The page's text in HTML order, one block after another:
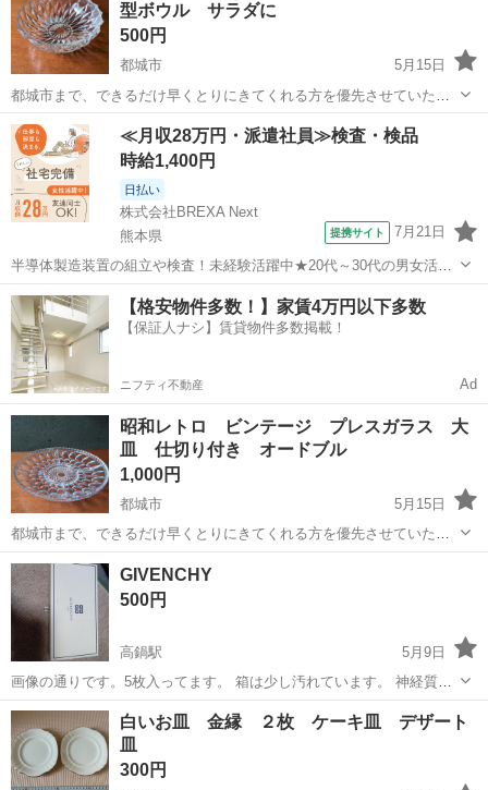
型ボウル サラダに
500円
都城市
5月15日
都城市まで、できるだけ早くとりにきてくれる方を優先させていただ
きます。お取引は、金〜月曜日の午後でお願いいたします。 直径
23cm 高さ 7cm ずいぶん古いものですが、大きなダメージは無さそ
うです。長期保管されていた...
宮崎 都城市 食器 ビンテージ
≪月収28万円・派遣社員≫検査・検品
時給1,400円
日払い
株式会社BREXA Next
熊本県
提携サイト 7月21日
半導体製造装置の組立や検査！未経験活躍中★20代～30代の男女活躍
中★ワンルーム寮完備！赴任旅費会社負担！マイカー通勤OK！無料駐
車場あり！正社員登用あり！《熊本県菊池郡大津町》 人気の工場のお
仕事 ◇半導体製造装置の組立...
熊本 その他
【格安物件多数！】家賃4万円以下多数
【保証人ナシ】賃貸物件多数掲載！
ニフティ不動産 Ad
昭和レトロ ビンテージ プレスガラス 大
皿 仕切り付き オードブル
1,000円
都城市
5月15日
都城市まで、できるだけ早くとりにきてくれる方を優先させていただ
きます。お取引は、金〜月曜日の午後でお願いいたします。 30.5cm
とても大きなプレートで、4つに仕切りがあるので、オードブルにちょ
うど良さそうです。刺盛り...
宮崎 都城市
GIVENCHY
500円
高鍋駅
5月9日
画像の通りです。5枚入ってます。 箱は少し汚れています。 神経質な
方のご購入はお断りします。 最終値下げです。
宮崎 児湯郡 高鍋駅 食器 GIVENCHY
白いお皿 金縁 ２枚 ケーキ皿 デザート
皿
300円